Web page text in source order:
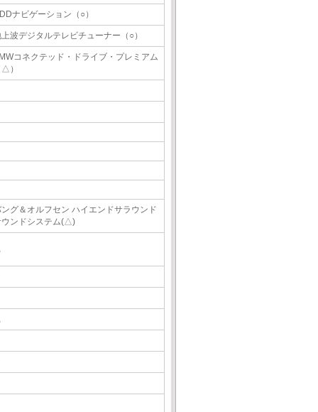
ナビゲーション（○）
波デジタルテレビチューナー（○）
コネクテッド・ドライブ・プレミアム
△）
グ＆オルフセン ハイエンドサラウンド
ウンドシステム(△)